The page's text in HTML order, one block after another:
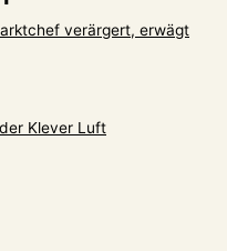
verärgert, erwägt
Klever Luft